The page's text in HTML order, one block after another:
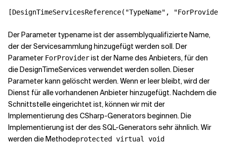
[DesignTimeServicesReference("TypeName",
Der Parameter typename ist der assemblyqualifizierte Name,
der der Servicesammlung hinzugefügt werden soll. Der
Parameter ForProviderist der Name des Anbieters, für den
die DesignTimeServices verwendet werden sollen. Dieser
Parameter kann gelöscht werden. Wenn er leer bleibt, wird der
Dienst für alle vorhandenen Anbieter hinzugefügt. Nachdem die
Schnittstelle eingerichtet ist, können wir mit der
Implementierung des CSharp-Generators beginnen. Die
Implementierung ist der des SQL-Generators sehr ähnlich. Wir
werden die Methodeprotected virtual void